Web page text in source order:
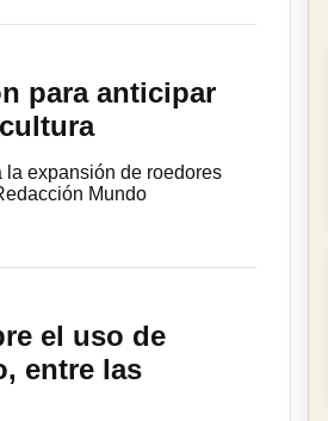
para anticipar
la expansión de roedores
Mundo
el uso de
entre las